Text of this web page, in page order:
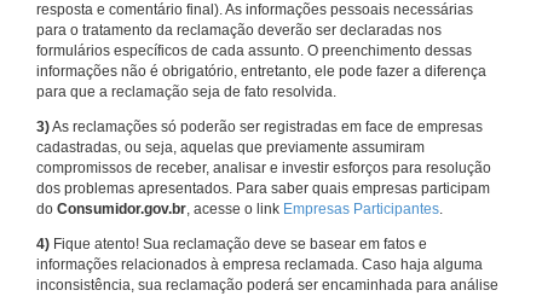
resposta e comentário final). As informações pessoais necessárias
para o tratamento da reclamação deverão ser declaradas nos
formulários específicos de cada assunto. O preenchimento dessas
informações não é obrigatório, entretanto, ele pode fazer a diferença
para que a reclamação seja de fato resolvida.
3)As reclamações só poderão ser registradas em face de empresas
cadastradas, ou seja, aquelas que previamente assumiram
compromissos de receber, analisar e investir esforços para resolução
dos problemas apresentados. Para saber quais empresas participam
do Consumidor.gov.br, acesse o link Empresas Participantes.
4) Fique atento! Sua reclamação deve se basear em fatos e
informações relacionados à empresa reclamada. Caso haja alguma
inconsistência, sua reclamação poderá ser encaminhada para análise